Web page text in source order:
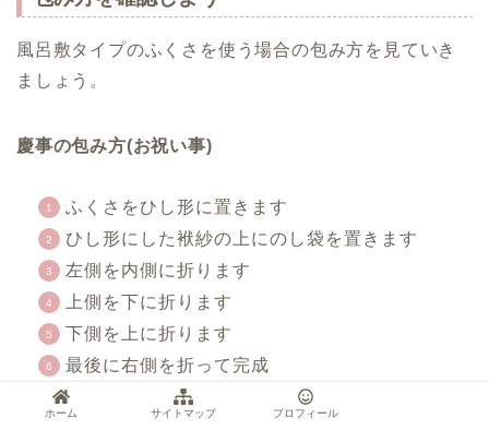
風呂敷タイプのふくさを使う場合の包み方を見ていき
ましょう。
慶事の包み方(お祝い事)
ふくさをひし形に置きます
ひし形にした袱紗の上にのし袋を置きます
左側を内側に折ります
上側を下に折ります
下側を上に折ります
最後に右側を折って完成
ポイントは、「右開きになるように包む」ことなんで
ホーム サイトマップ プロフィール